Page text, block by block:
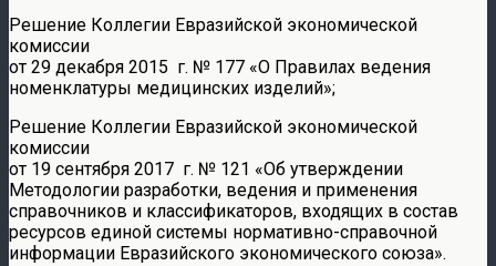
Решение Коллегии Евразийской экономической
комиссии
от 29 декабря 2015 г. № 177 «О Правилах ведения
номенклатуры медицинских изделий»;
Решение Коллегии Евразийской экономической
комиссии
от 19 сентября 2017 г. № 121 «Об утверждении
Методологии разработки, ведения и применения
справочников и классификаторов, входящих в состав
ресурсов единой системы нормативно-справочной
информации Евразийского экономического союза».